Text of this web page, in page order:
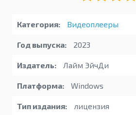
Категория: Видеоплееры
Год выпуска: 2023
Издатель: Лайм ЭйчДи
Платформа: Windows
Тип издания: лицензия